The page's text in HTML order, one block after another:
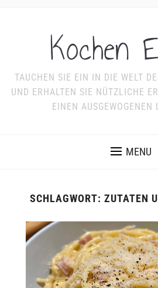
Kochen
TAUCHEN SIE EIN IN DIE WELT
UND ERHALTEN SIE NÜTZLICHE
EINEN AUSGEWOGENEN
MENU
SCHLAGWORT: ZUTATEN